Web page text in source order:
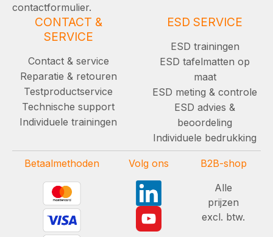
contactformulier.
CONTACT &
SERVICE
Contact & service
Reparatie & retouren
Testproductservice
Technische support
Individuele trainingen
ESD SERVICE
ESD trainingen
ESD tafelmatten op
maat
ESD meting & controle
ESD advies &
beoordeling
Individuele bedrukking
Betaalmethoden Volg ons
B2B-shop
Alle
prijzen
excl. btw.